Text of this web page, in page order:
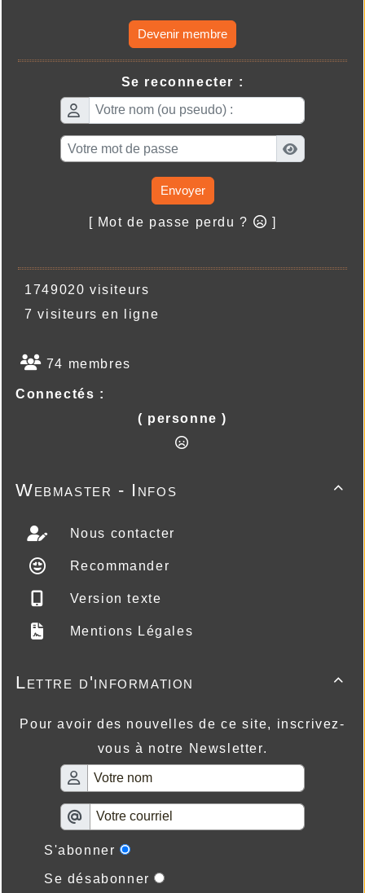
Devenir membre
Se reconnecter :
Envoyer
[ Mot de passe perdu ? ]
1749020 visiteurs
7 visiteurs en ligne
74 membres
Connectés :
( personne )

Webmaster - Infos
Nous contacter
Recommander
Version texte
Mentions Légales

Lettre d'information
Pour avoir des nouvelles de ce site, inscrivez-
vous à notre Newsletter.
S'abonner
Se désabonner